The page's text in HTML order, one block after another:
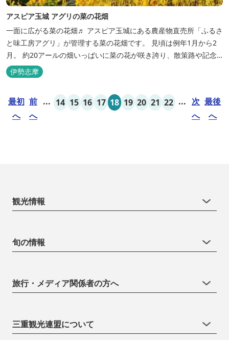
アスピア玉城 アグリの菜の花畑
一面に広がる菜の花畑♬ アスピア玉城にある農産物直売所「ふるさ
と味工房アグリ」が管理する菜の花畑です。 見頃は例年1月から2
月。 約20アールの畑いっぱいに菜の花が咲き誇り、散策路や記念
撮影用の「白いブランコ」が設置されています。 同じ場所で、夏に
はひまわり畑、秋にはコスモス畑が楽しめます。 2026年の菜の花
伊勢志摩
最初
へ
前
へ
... 14 15 16 17 18 19 20 21 22 ... 次
へ
最後
へ
観光情報
旬の情報
旅行・メディア関係者の方へ
三重観光連盟について